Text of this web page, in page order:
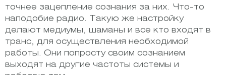
точнее зацепление сознания за них. Что-то
наподобие радио. Такую же настройку
делают медиумы, шаманы и все кто входят в
транс, для осуществления необходимой
работы. Они попросту своим сознанием
выходят на другие частоты системы и